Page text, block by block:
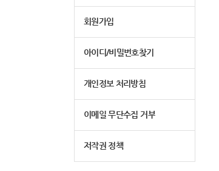
회원가입
아이디/비밀번호찾기
개인정보 처리방침
이메일 무단수집 거부
저작권 정책